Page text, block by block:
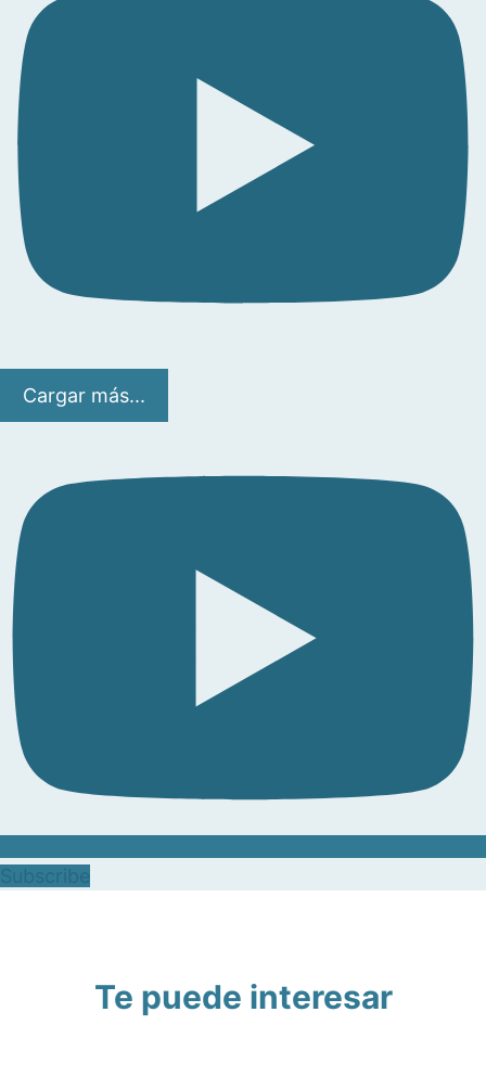
Cargar más...
Te puede interesar